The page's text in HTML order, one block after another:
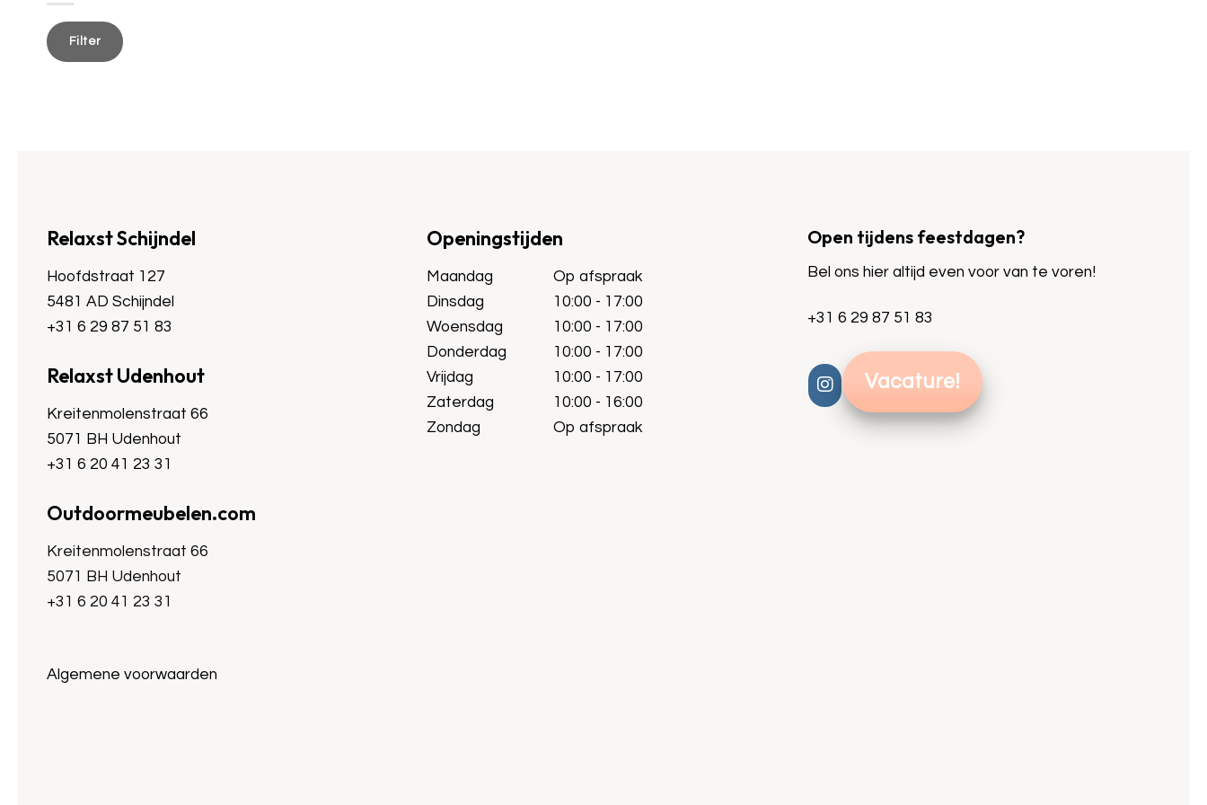
Min.
prijs
Max.
prijs Filter
Relaxst Schijndel
Hoofdstraat 127
5481 AD Schijndel
+31 6 29 87 51 83
Relaxst Udenhout
Kreitenmolenstraat 66
5071 BH Udenhout
+31 6 20 41 23 31
Outdoormeubelen.com
Kreitenmolenstraat 66
5071 BH Udenhout
+31 6 20 41 23 31
Openingstijden
Maandag
Dinsdag
Woensdag
Donderdag
Vrijdag
Zaterdag
Zondag
Op afspraak
10:00 - 17:00
10:00 - 17:00
10:00 - 17:00
10:00 - 17:00
10:00 - 16:00
Op afspraak
Open tijdens feestdagen?
Bel ons hier altijd even voor van te voren!
+31 6 29 87 51 83
Vacature!
Algemene voorwaarden